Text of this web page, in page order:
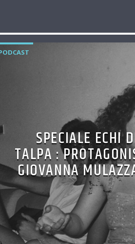
SPECIALE ECHI
TALPA :
GIOVANNA